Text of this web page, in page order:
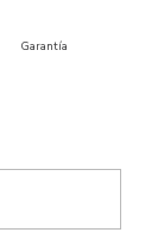
Garantía